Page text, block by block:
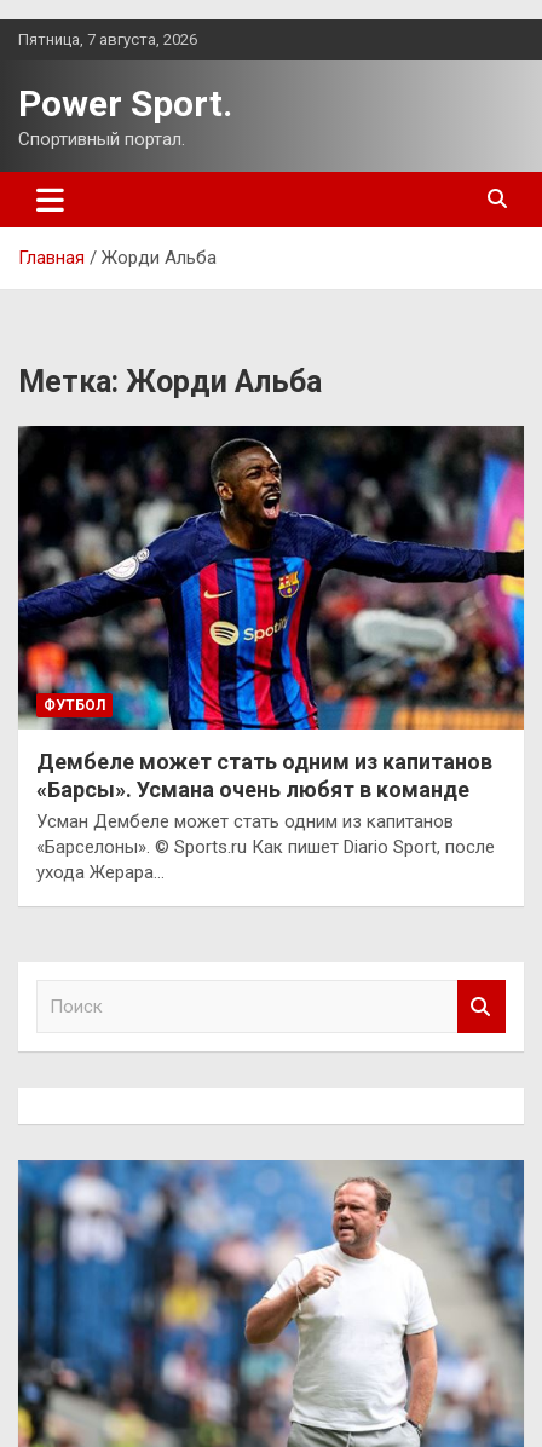
Перейти
Пятница, 7 августа, 2026
Power Sport.
Спортивный портал.
Главная Жорди Альба
Метка: Жорди Альба
ФУТБОЛ
Дембеле может стать одним из капитанов
«Барсы». Усмана очень любят в команде
Усман Дембеле может стать одним из капитанов
«Барселоны». © Sports.ru Как пишет Diario Sport, после
ухода Жерара…